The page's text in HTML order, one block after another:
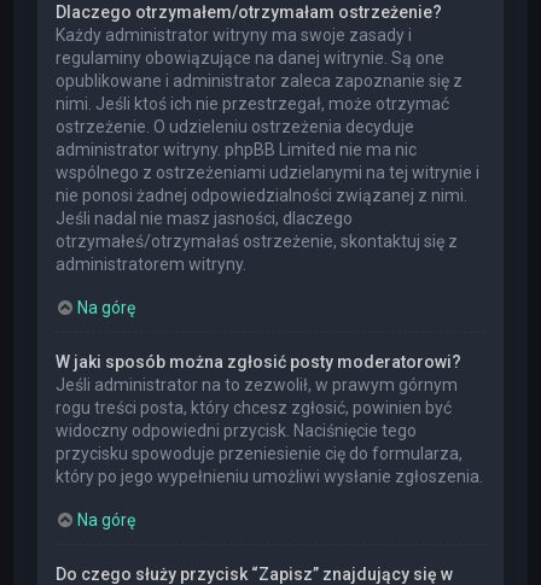
Dlaczego otrzymałem/otrzymałam ostrzeżenie?
Każdy administrator witryny ma swoje zasady i
regulaminy obowiązujące na danej witrynie. Są one
opublikowane i administrator zaleca zapoznanie się z
nimi. Jeśli ktoś ich nie przestrzegał, może otrzymać
ostrzeżenie. O udzieleniu ostrzeżenia decyduje
administrator witryny. phpBB Limited nie ma nic
wspólnego z ostrzeżeniami udzielanymi na tej witrynie i
nie ponosi żadnej odpowiedzialności związanej z nimi.
Jeśli nadal nie masz jasności, dlaczego
otrzymałeś/otrzymałaś ostrzeżenie, skontaktuj się z
administratorem witryny.
Na górę
W jaki sposób można zgłosić posty moderatorowi?
Jeśli administrator na to zezwolił, w prawym górnym
rogu treści posta, który chcesz zgłosić, powinien być
widoczny odpowiedni przycisk. Naciśnięcie tego
przycisku spowoduje przeniesienie cię do formularza,
który po jego wypełnieniu umożliwi wysłanie zgłoszenia.
Na górę
Do czego służy przycisk “Zapisz” znajdujący się w